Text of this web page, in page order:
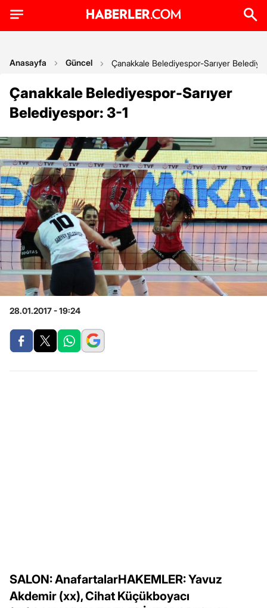
Anasayfa Güncel Çanakkale Belediyespor-Sarıyer
Çanakkale Belediyespor-Sarıyer
Belediyespor: 3-1
28.01.2017 - 19:24
SALON: AnafartalarHAKEMLER: Yavuz
Akdemir (xx), Cihat Küçükboyacı